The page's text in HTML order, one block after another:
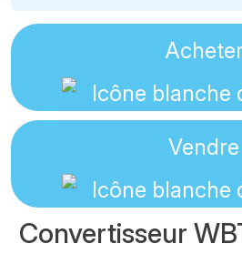
Vendre
Convertisseur